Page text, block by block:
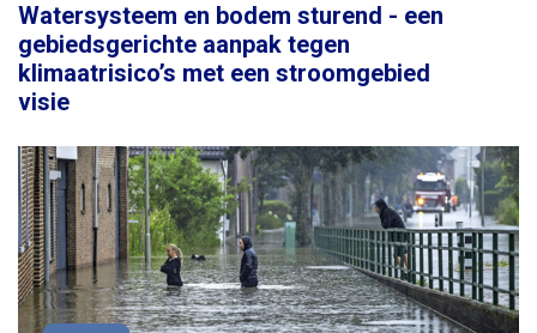
Watersysteem en bodem sturend - een
gebiedsgerichte aanpak tegen
klimaatrisico’s met een stroomgebied
visie